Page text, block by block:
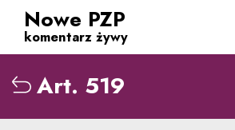
Nowe PZP
komentarz żywy
Art. 519